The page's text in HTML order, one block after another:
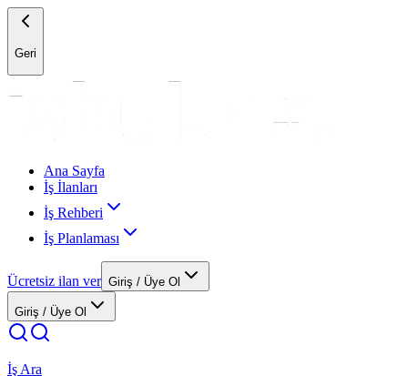
Geri
Ana Sayfa
İş İlanları
İş Rehberi
İş Planlaması
Ücretsiz ilan ver Giriş / Üye Ol
Giriş / Üye Ol
İş Ara